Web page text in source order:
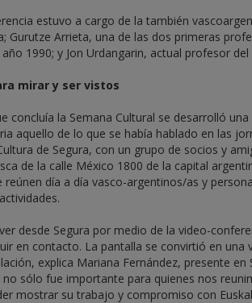
estuvo a cargo de la también
Gurutze Arrieta, una de las dos primeras
1990; y Jon Urdangarin, actual profesor
mirar y ser vistos
concluía la Semana Cultural se desarrolló
aquello de lo que se había hablado en las
de Segura, con un grupo de socios y
de la calle México 1800 de la capital
reúnen día a día vasco-argentinos/as y
ver desde Segura por medio de la video-
en contacto. La pantalla se convirtió en
explica Mariana Fernández, presente
no sólo fue importante para quienes nos
mostrar su trabajo y compromiso con Euskal